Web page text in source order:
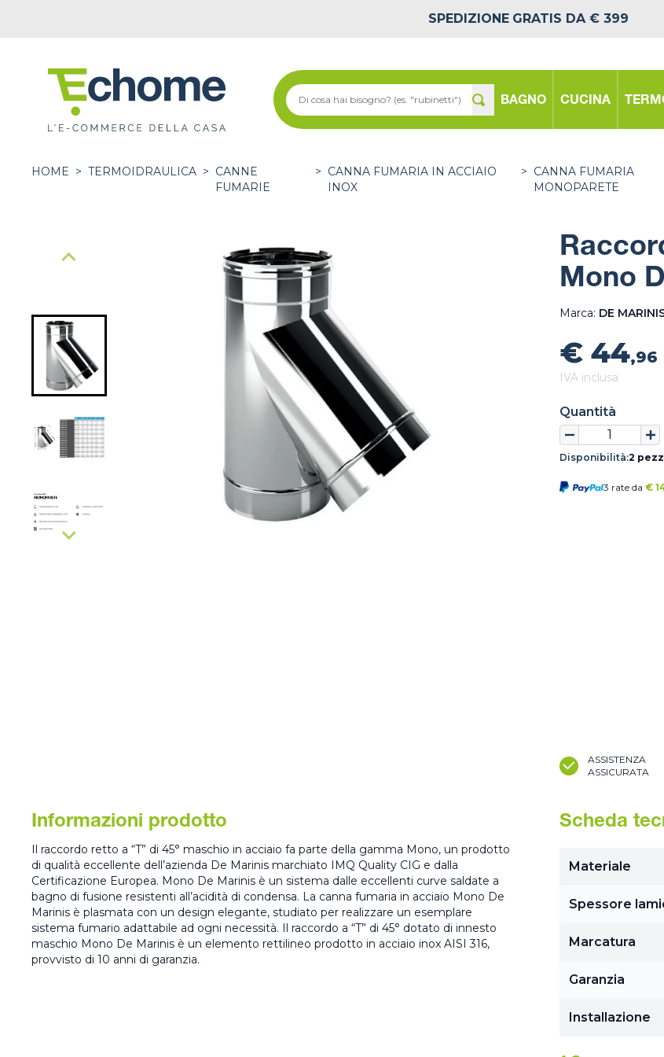
SPEDIZIONE GRATIS DA € 399
BAGNO CUCINA
HOME > TERMOIDRAULICA > CANNE
FUMARIE
> CANNA FUMARIA IN ACCIAIO
INOX
> CANNA FUMARIA
MONOPARETE
Mono
Marca: DE
€ 44,96
IVA inclusa
Quantità
Disponibilità:2
3 rate da €
ASSISTENZA
ASSICURATA
Informazioni prodotto
Il raccordo retto a “T” di 45° maschio in acciaio fa parte della gamma Mono, un prodotto
di qualità eccellente dell’azienda De Marinis marchiato IMQ Quality CIG e dalla
Certificazione Europea. Mono De Marinis è un sistema dalle eccellenti curve saldate a
bagno di fusione resistenti all’acidità di condensa. La canna fumaria in acciaio Mono De
Marinis è plasmata con un design elegante, studiato per realizzare un esemplare
sistema fumario adattabile ad ogni necessità. Il raccordo a “T” di 45° dotato di innesto
maschio Mono De Marinis è un elemento rettilineo prodotto in acciaio inox AISI 316,
provvisto di 10 anni di garanzia.
Scheda
Materiale
Spessore
Marcatura
Garanzia
Installazione